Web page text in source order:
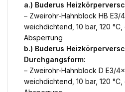
a.) Buderus
– Zweirohr-Hahnblock HB E3/
weichdichtend, 10 bar, 120
Absperrung
b.) Buderus
Durchgangsform:
– Zweirohr-Hahnblock D E3/
weichdichtend, 10 bar, 120